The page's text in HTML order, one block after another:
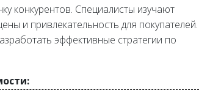
конкурентов. Специалисты изучают
и привлекательность для
эффективные стратегии по